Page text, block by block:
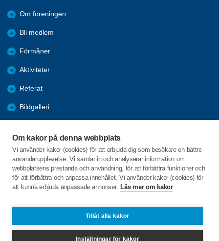
Om kakor på denna webbplats
Vi använder kakor (cookies) för att erbjuda dig som besökare en bättre
användarupplevelse. Vi samlar in och analyserar information om
webbplatsens prestanda och användning, för att förbättra funktioner och
för att förbättra och anpassa innehållet. Vi använder kakor (cookies) för
att kunna erbjuda anpassade annonser. Läs mer om kakor
Tillåt alla kakor
Inställningar för kakor
Om föreningen
Bli medlem
Förmåner
Aktiviteter
Referat
Bildgalleri
Engagera DIG i vår förening
C/o:Lennart Lööw